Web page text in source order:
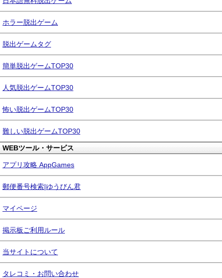
ホラー脱出ゲーム
脱出ゲームタグ
簡単脱出ゲームTOP30
人気脱出ゲームTOP30
怖い脱出ゲームTOP30
難しい脱出ゲームTOP30
WEBツール・サービス
アプリ攻略 AppGames
郵便番号検索|ゆうびん君
マイページ
掲示板ご利用ルール
当サイトについて
タレコミ・お問い合わせ